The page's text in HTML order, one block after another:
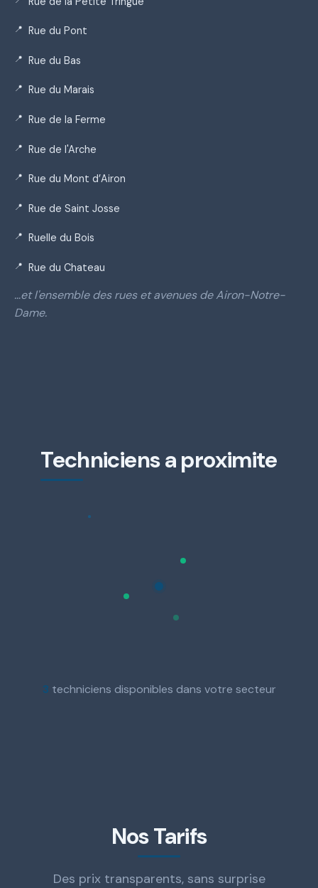
Rue du Pont
Rue du Bas
Rue du Marais
Rue de la Ferme
Rue de l'Arche
Rue du Mont d’Airon
Rue de Saint Josse
Ruelle du Bois
Rue du Chateau
…et l'ensemble des rues et avenues de Airon-Notre-
Dame.
Techniciens a proximite
3 techniciens disponibles dans votre secteur
Nos Tarifs
Des prix transparents, sans surprise